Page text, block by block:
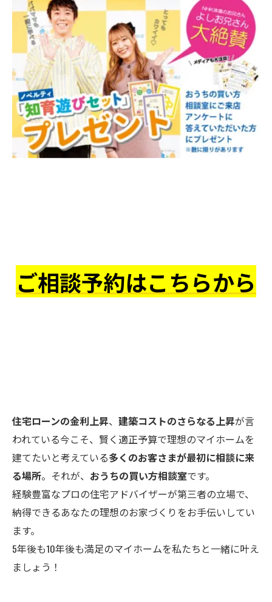
ご相談予約はこちらから
住宅ローンの金利上昇、 建築コストのさらなる上昇が言
われている今こそ、賢く適正予算で理想のマイホームを
建てたいと考えている多くのお客さまが最初に相談に来
る場所。それが、 おうちの買い方相談室です。
経験豊富なプロの住宅アドバイザーが第三者の立場で、
納得できるあなたの理想のお家づくりをお手伝いしてい
ます。
5年後も10年後も満足のマイホームを私たちと一緒に叶え
ましょう！